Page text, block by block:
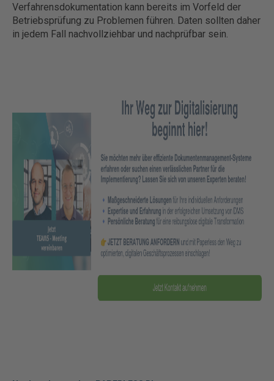
Verfahrensdokumentation kann bereits im Vorfeld der
Betriebsprüfung zu Problemen führen. Daten sollten daher
in jedem Fall nachvollziehbar und nachprüfbar sein.